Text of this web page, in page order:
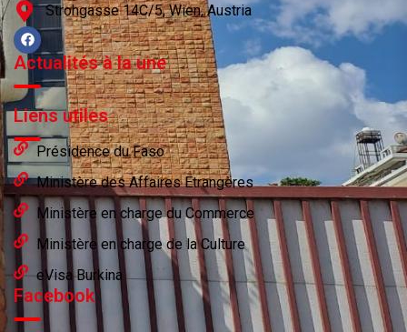
Strohgasse 14C/5, Wien, Austria
Actualités à la une
Liens utiles
Présidence du Faso
Ministère des Affaires Etrangères
Ministère en charge du Commerce
Ministère en charge de la Culture
eVisa Burkina
Facebook